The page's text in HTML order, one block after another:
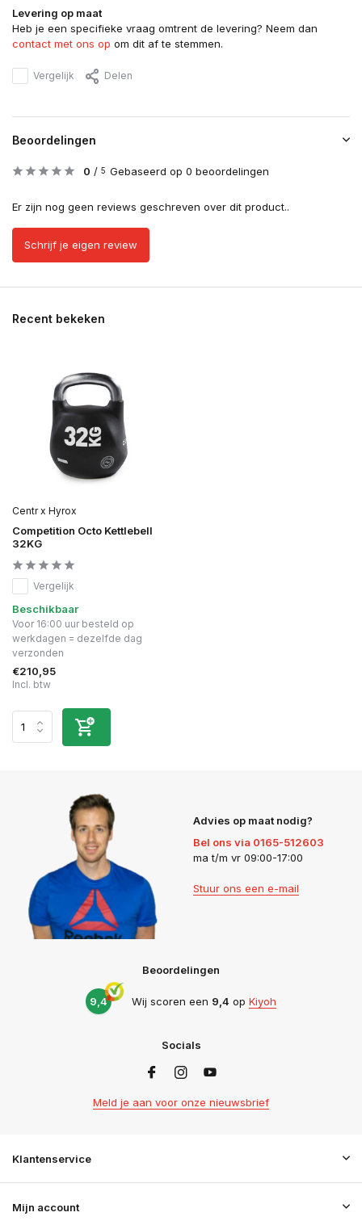
Levering op maat
Heb je een specifieke vraag omtrent de levering? Neem dan
contact met ons op om dit af te stemmen.
Vergelijk Delen
Beoordelingen
0 / 5 Gebaseerd op 0 beoordelingen
Er zijn nog geen reviews geschreven over dit product..
Schrijf je eigen review
Recent bekeken
Centr x Hyrox
Competition Octo Kettlebell
32KG
Vergelijk
Beschikbaar
Voor 16:00 uur besteld op
werkdagen = dezelfde dag
verzonden
€210,95
Incl. btw
Advies op maat nodig?
Bel ons via 0165-512603
ma t/m vr 09:00-17:00
Stuur ons een e-mail
Beoordelingen
9,4 Wij scoren een 9,4 op Kiyoh
Socials
Meld je aan voor onze nieuwsbrief
Klantenservice
Mijn account